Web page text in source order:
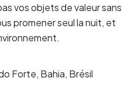
vos objets de valeur sans
promener seul la nuit, et